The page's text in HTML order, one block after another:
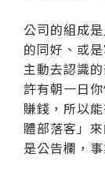
公司的組成
的同好、或
主動去認識
許有朝一日
賺錢，所以
體部落客」
是公告欄，